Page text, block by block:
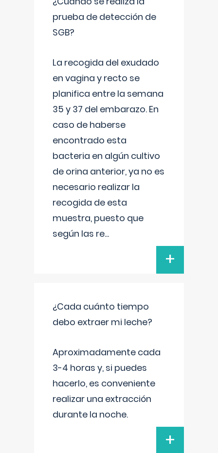
prueba de detección de
SGB?
La recogida del exudado
en vagina y recto se
planifica entre la semana
35 y 37 del embarazo. En
caso de haberse
encontrado esta
bacteria en algún cultivo
de orina anterior, ya no es
necesario realizar la
recogida de esta
muestra, puesto que
según las re...
+
¿Cada cuánto tiempo
debo extraer mi leche?
Aproximadamente cada
3-4 horas y, si puedes
hacerlo, es conveniente
realizar una extracción
durante la noche.
+